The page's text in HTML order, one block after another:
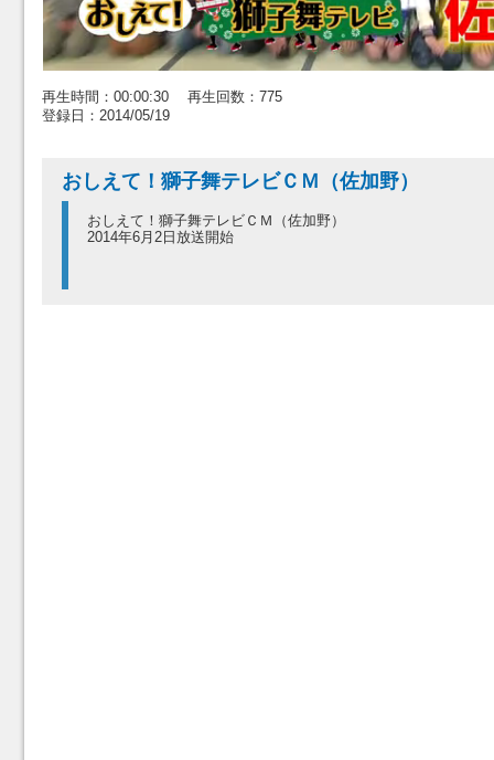
再生時間：00:00:30 再生回数：775
登録日：2014/05/19
おしえて！獅子舞テレビＣＭ（佐加野）
おしえて！獅子舞テレビＣＭ（佐加野）
2014年6月2日放送開始